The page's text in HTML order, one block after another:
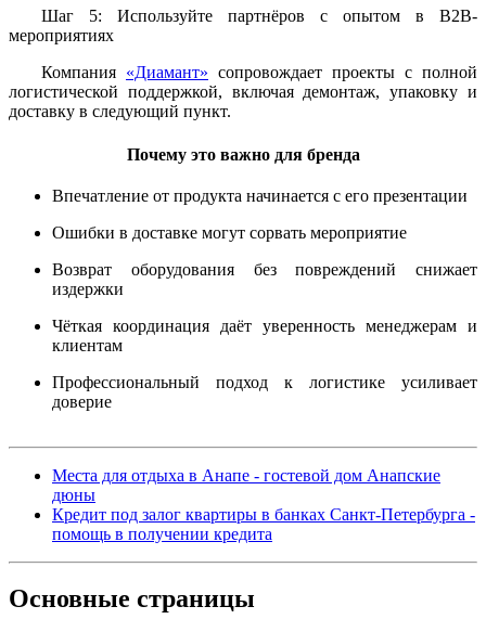
Шаг 5: Используйте партнёров с опытом в B2B-
мероприятиях
Компания «Диамант» сопровождает проекты с полной
логистической поддержкой, включая демонтаж, упаковку и
доставку в следующий пункт.
Почему это важно для бренда
Впечатление от продукта начинается с его презентации
Ошибки в доставке могут сорвать мероприятие
Возврат оборудования без повреждений снижает
издержки
Чёткая координация даёт уверенность менеджерам и
клиентам
Профессиональный подход к логистике усиливает
доверие
Места для отдыха в Анапе - гостевой дом Анапские
дюны
Кредит под залог квартиры в банках Санкт-Петербурга -
помощь в получении кредита
Основные страницы